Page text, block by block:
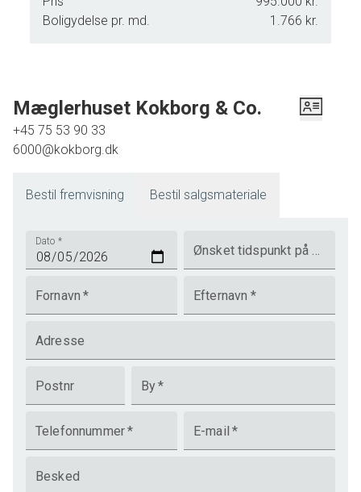
Boligydelse pr. md.
1.766 kr.
Mæglerhuset Kokborg & Co.
+45 75 53 90 33
6000@kokborg.dk
Bestil fremvisning Bestil salgsmateriale
Dato *
Ønsket tidspunkt på dagen
Fornavn * Efternavn *
Adresse
Postnr By*
Telefonnummer* E-mail *
Besked